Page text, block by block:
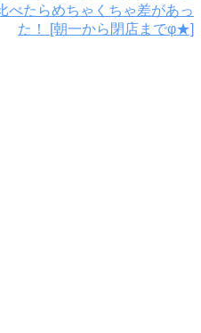
べたらめちゃくちゃ差があっ
た！ [朝一から閉店までφ★]